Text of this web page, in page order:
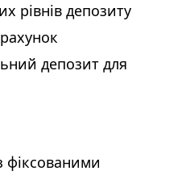
рівнів депозиту
депозит для
фіксованими